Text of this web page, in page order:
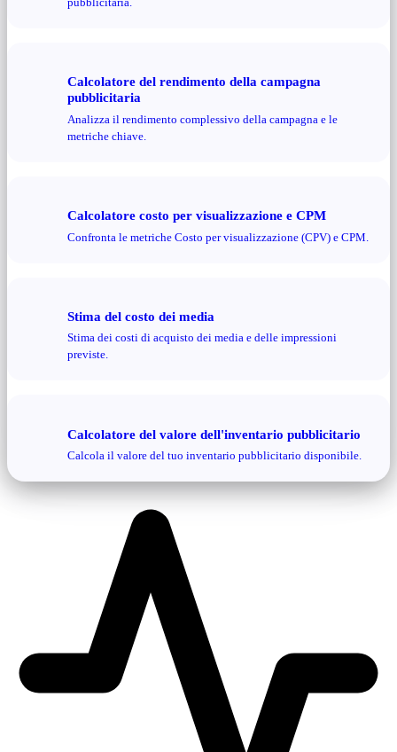
Calcolatore del rendimento della campagna
pubblicitaria
Analizza il rendimento complessivo della campagna e le
metriche chiave.
Calcolatore costo per visualizzazione e CPM
Confronta le metriche Costo per visualizzazione (CPV) e CPM.
Stima del costo dei media
Stima dei costi di acquisto dei media e delle impressioni
previste.
Calcolatore del valore dell'inventario pubblicitario
Calcola il valore del tuo inventario pubblicitario disponibile.